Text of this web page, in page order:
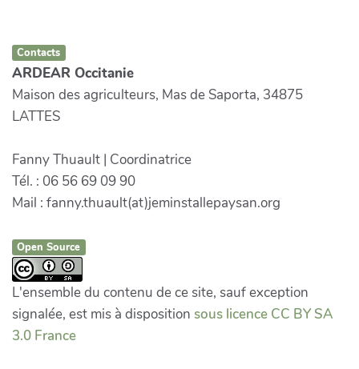
Contacts
ARDEAR Occitanie
Maison des agriculteurs, Mas de Saporta, 34875
LATTES
Fanny Thuault | Coordinatrice
Tél. : 06 56 69 09 90
Mail : fanny.thuault(at)jeminstallepaysan.org
Open Source
L'ensemble du contenu de ce site, sauf exception
signalée, est mis à disposition sous licence CC BY SA
3.0 France